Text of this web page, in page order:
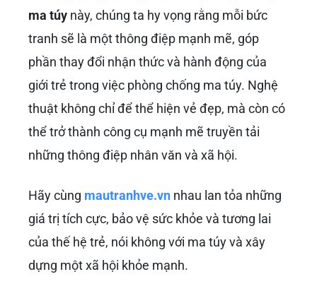
ma túy này, chúng ta hy vọng rằng mỗi bức
tranh sẽ là một thông điệp mạnh mẽ, góp
phần thay đổi nhận thức và hành động của
giới trẻ trong việc phòng chống ma túy. Nghệ
thuật không chỉ để thể hiện vẻ đẹp, mà còn có
thể trở thành công cụ mạnh mẽ truyền tải
những thông điệp nhân văn và xã hội.
Hãy cùng mautranhve.vn nhau lan tỏa những
giá trị tích cực, bảo vệ sức khỏe và tương lai
của thế hệ trẻ, nói không với ma túy và xây
dựng một xã hội khỏe mạnh.